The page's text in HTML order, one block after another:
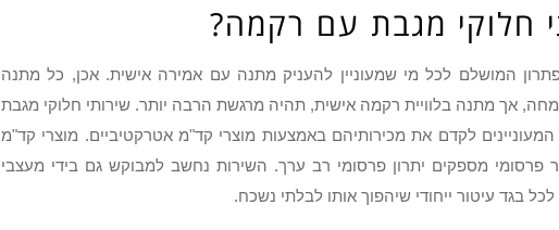
חלוקי מגבת עם רקמה?
המושלם לכל מי שמעוניין להעניק מתנה עם אמירה אישית. אכן, כל מתנה
אך מתנה בלוויית רקמה אישית, תהיה מרגשת הרבה יותר. שירותי חלוקי מגבת
לקדם את מכירותיהם באמצעות מוצרי קד"מ אטרקטיביים. מוצרי קד"מ
פרסומי מספקים יתרון פרסומי רב ערך. השירות נחשב למבוקש גם בידי מעצבי
בגד עיטור ייחודי שיהפוך אותו לבלתי נשכח.